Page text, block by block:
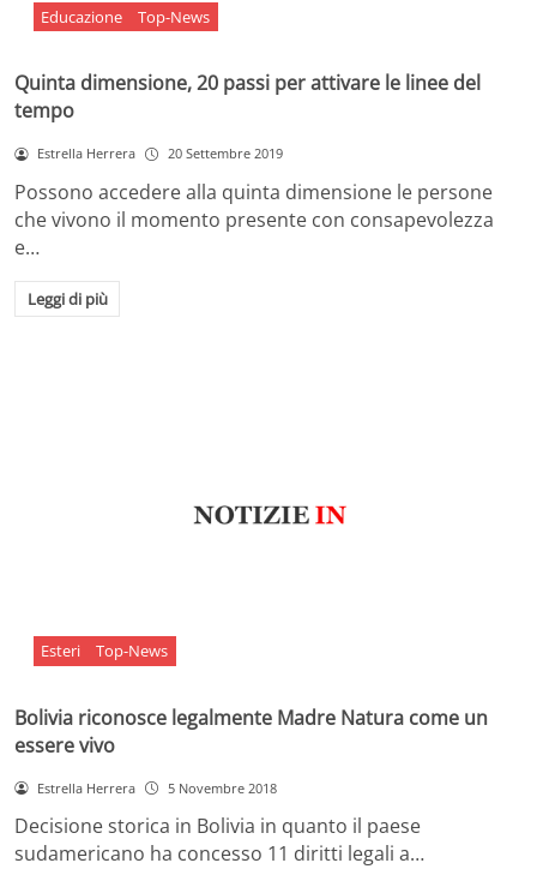
Educazione Top-News
Quinta dimensione, 20 passi per attivare le linee del
tempo
Estrella Herrera 20 Settembre 2019
Possono accedere alla quinta dimensione le persone
che vivono il momento presente con consapevolezza
e…
Leggi di più
Esteri Top-News
Bolivia riconosce legalmente Madre Natura come un
essere vivo
Estrella Herrera 5 Novembre 2018
Decisione storica in Bolivia in quanto il paese
sudamericano ha concesso 11 diritti legali a…